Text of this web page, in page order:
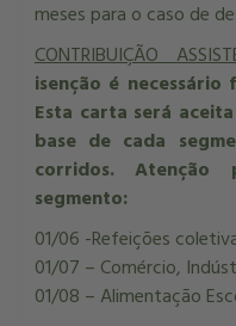
meses para o caso de
CONTRIBUIÇÃO
isenção é
Esta carta será
base de cada
corridos.
segmento:
01/06 -Refeições
01/07 – Comércio,
01/08 – Alimentação